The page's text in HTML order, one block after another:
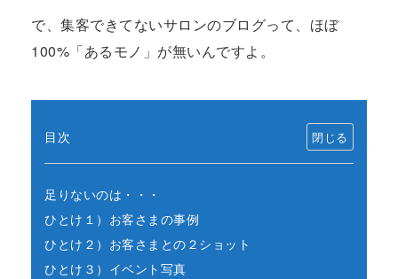
で、集客できてないサロンのブログって、ほぼ
100%「あるモノ」が無いんですよ。
目次
足りないのは・・・
ひとけ１）お客さまの事例
ひとけ２）お客さまとの２ショット
ひとけ３）イベント写真